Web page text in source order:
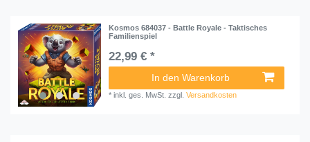
Kosmos 684037 - Battle Royale - Taktisches
Familienspiel
22,99 € *
In den Warenkorb
*inkl. ges. MwSt. zzgl.Versandkosten